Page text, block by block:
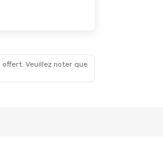
Veuillez noter que